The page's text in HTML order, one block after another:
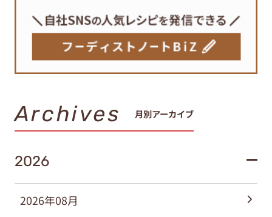
Archives 月別アーカイブ
2026
2026年08月